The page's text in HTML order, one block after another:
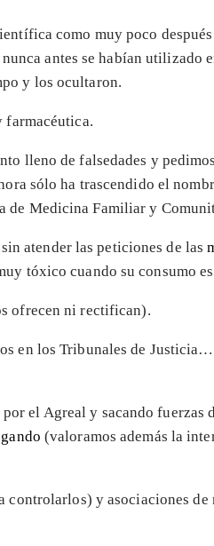
como muy poco
nunca antes se habían utilizado
y los ocultaron.
farmacéutica.
lleno de falsedades y
sólo ha trascendido el
de Medicina Familiar y
atender las peticiones de las
tóxico cuando su consumo
ofrecen ni rectifican).
en los Tribunales de
el Agreal y sacando fuerzas
(valoramos además la
controlarlos) y asociaciones de